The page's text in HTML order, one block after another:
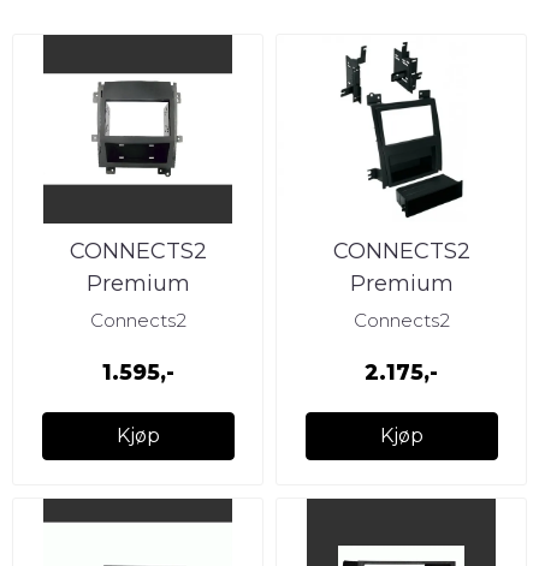
CONNECTS2
Premium
monteringskit 2-DIN
(2007 -
Connects2
1.595,-
Kjøp
CONNECTS2
Premium
monteringskit 2-DIN
(2007 -
Connects2
2.175,-
Kjøp